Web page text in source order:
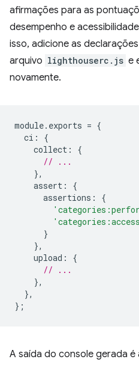
afirmações para as
desempenho e
isso, adicione as
arquivo lighthouserc.js e
novamente.
module. exports = {
ci :
{
collect :
{
// ...
},
assert :
{
assertions :
{
}
},
upload :
{
// ...
},
},
};
A saída do console gerada é